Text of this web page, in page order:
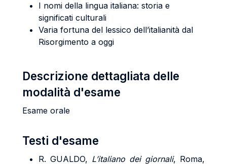
I nomi della lingua italiana: storia e
significati culturali
Varia fortuna del lessico dell’italianità dal
Risorgimento a oggi
Descrizione dettagliata delle
modalità d'esame
Esame orale
Testi d'esame
R. GUALDO, L’italiano dei giornali, Roma,